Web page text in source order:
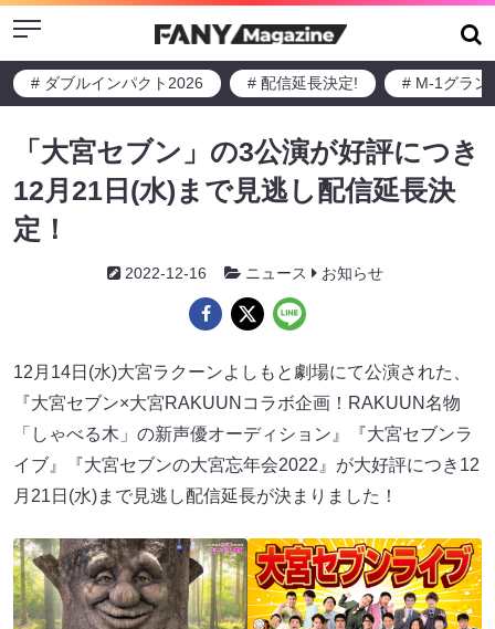
Menu
# ダブルインパクト2026 # 配信延長決定! # M-1グラン
「大宮セブン」の3公演が好評につき
12月21日(水)まで見逃し配信延長決
定！
2022-12-16 ニュース お知らせ
12月14日(水)大宮ラクーンよしもと劇場にて公演された、
『大宮セブン×大宮RAKUUNコラボ企画！RAKUUN名物
「しゃべる木」の新声優オーディション』『大宮セブンラ
イブ』『大宮セブンの大宮忘年会2022』が大好評につき12
月21日(水)まで見逃し配信延長が決まりました！